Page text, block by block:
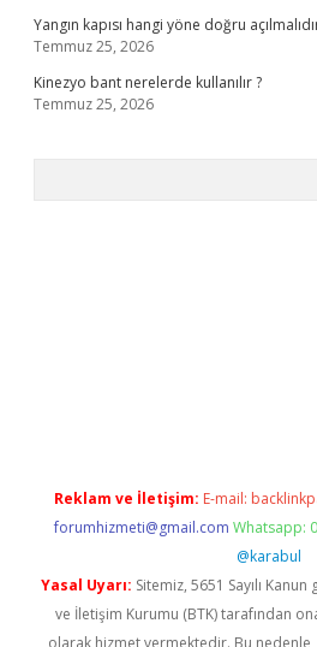
Yangın kapısı hangi yöne doğru
Temmuz 25, 2026
Kinezyo bant nerelerde kullanılır ?
Temmuz 25, 2026
Reklam ve İletişim: E-mail:
forumhizmeti@gmail.com Whatsapp:
@karabul
Yasal Uyarı: Sitemiz, 5651 Sayılı
ve İletişim Kurumu (BTK) tarafından
olarak hizmet vermektedir. Bu